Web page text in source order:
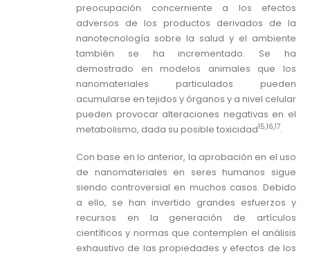
preocupación concerniente a los efectos
adversos de los productos derivados de la
nanotecnología sobre la salud y el ambiente
también se ha incrementado. Se ha
demostrado en modelos animales que los
nanomateriales particulados pueden
acumularse en tejidos y órganos y a nivel celular
pueden provocar alteraciones negativas en el
metabolismo, dada su posible toxicidad15,16,17.
Con base en lo anterior, la aprobación en el uso
de nanomateriales en seres humanos sigue
siendo controversial en muchos casos. Debido
a ello, se han invertido grandes esfuerzos y
recursos en la generación de artículos
científicos y normas que contemplen el análisis
exhaustivo de las propiedades y efectos de los